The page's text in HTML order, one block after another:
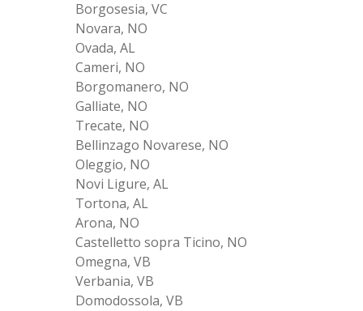
Borgosesia, VC
Novara, NO
Ovada, AL
Cameri, NO
Borgomanero, NO
Galliate, NO
Trecate, NO
Bellinzago Novarese, NO
Oleggio, NO
Novi Ligure, AL
Tortona, AL
Arona, NO
Castelletto sopra Ticino, NO
Omegna, VB
Verbania, VB
Domodossola, VB